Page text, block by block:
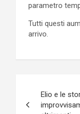
parametro
Tutti questi
arrivo.
articoli
Elio e le